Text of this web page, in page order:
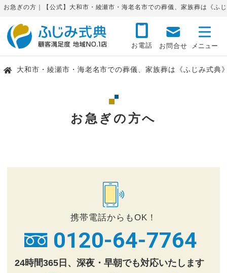
お急ぎの方｜【公式】大和市・綾瀬市・海老名市での葬儀、家族葬は《ふ
お電話 お問合せ
大和市・綾瀬市・海老名市での葬儀、家族葬は《ふじみ式典
お急ぎの方へ
携帯電話からもOK！
0120-64-7764
24時間365日、深夜・早朝でも対応いたします